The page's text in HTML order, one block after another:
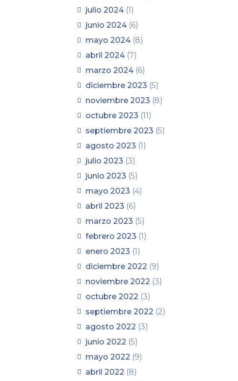
julio 2024 (1)
junio 2024 (6)
mayo 2024 (8)
abril 2024 (7)
marzo 2024 (6)
diciembre 2023 (5)
noviembre 2023 (8)
octubre 2023 (11)
septiembre 2023 (5)
agosto 2023 (1)
julio 2023 (3)
junio 2023 (5)
mayo 2023 (4)
abril 2023 (6)
marzo 2023 (5)
febrero 2023 (1)
enero 2023 (1)
diciembre 2022 (9)
noviembre 2022 (3)
octubre 2022 (3)
septiembre 2022 (2)
agosto 2022 (3)
junio 2022 (5)
mayo 2022 (9)
abril 2022 (8)